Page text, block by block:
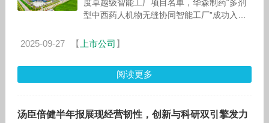
度卓越级智能工厂项目名单，华森制药“多剂
型中西药人机物无缝协同智能工厂”成功入
2025-09-27 【 上市公司 】
阅读更多
汤臣倍健半年报展现经营韧性，创新与科研双引擎发力